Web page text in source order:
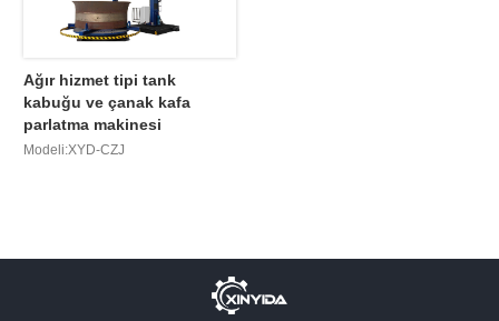
Ağır hizmet tipi tank
kabuğu ve çanak kafa
parlatma makinesi
Modeli:XYD-CZJ